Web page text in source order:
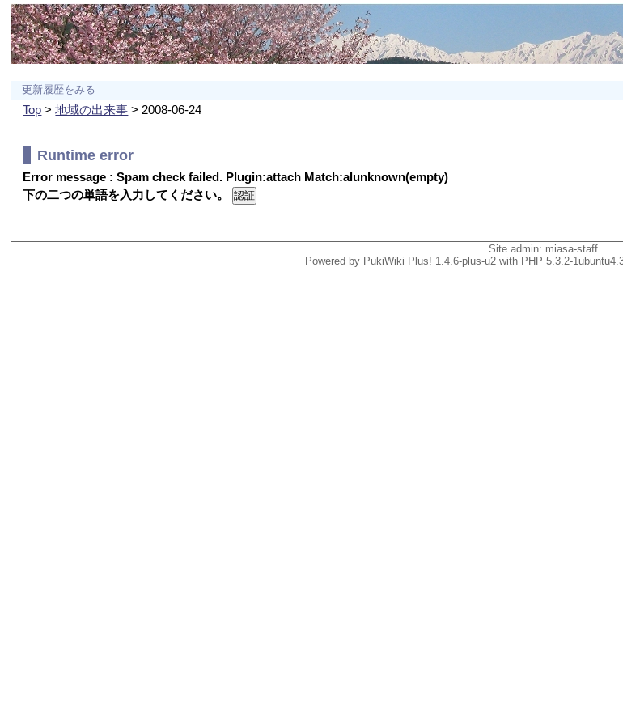
更新履歴をみる
Top >地域の出来事 > 2008-06-24
Runtime error
Error message : Spam check failed. Plugin:attach Match:alunknown(empty)
下の二つの単語を入力してください。
Site admin: miasa-staff
Powered by PukiWiki Plus! 1.4.6-plus-u2 with PHP 5.3.2-